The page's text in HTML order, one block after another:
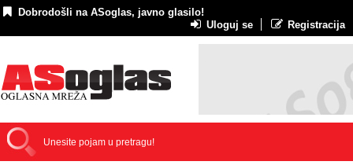
Dobrodošli na ASoglas, javno glasilo!
Uloguj se
Registracija